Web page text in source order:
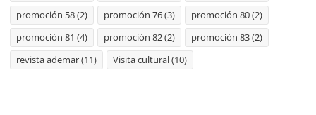
promoción 58(2) promoción 76(3) promoción 80(2)
promoción 81 (4) promoción 82(2) promoción 83(2)
revista ademar(11) Visita cultural(10)